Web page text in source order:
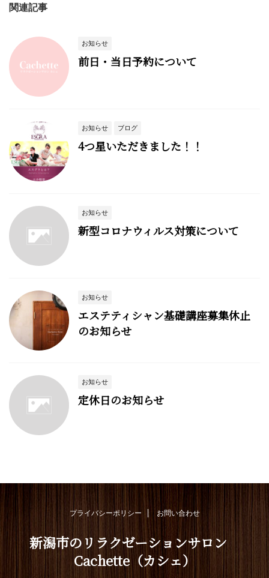
関連記事
お知らせ
前日・当日予約について
お知らせ ブログ
4つ星いただきました！！
お知らせ
新型コロナウィルス対策について
お知らせ
エステティシャン基礎講座募集休止
のお知らせ
お知らせ
定休日のお知らせ
プライバシーポリシー お問い合わせ
新潟市のリラクゼーションサロン
Cachette（カシェ）